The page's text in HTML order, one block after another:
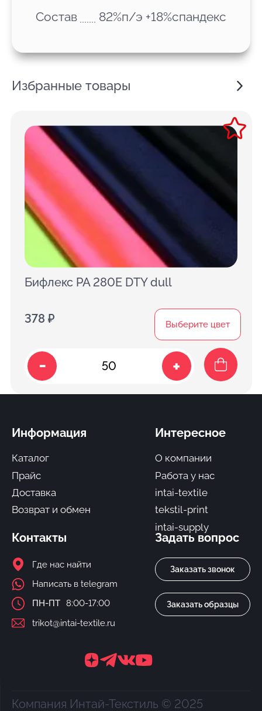
Состав
82%п/э +18%спандекс
Избранные товары
Бифлекс PA 280E DTY dull
378 ₽ Выберите цвет
- +
Информация
Каталог
Прайс
Доставка
Возврат и обмен
Интересное
О компании
Работа у нас
intai-textile
tekstil-print
intai-supply
Контакты
Где нас найти
Написать в telegram
ПН-ПТ
8:00-17:00
trikot@intai-textile.ru
Задать вопрос
Заказать звонок
Заказать образцы
Компания Интай-Текстиль © 2025